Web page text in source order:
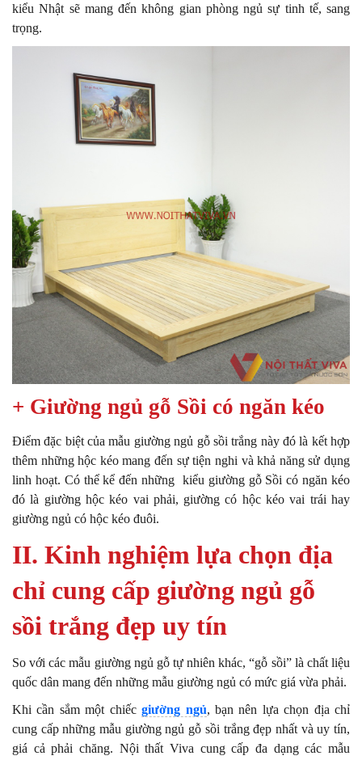
kiểu Nhật sẽ mang đến không gian phòng ngủ sự tinh tế, sang
trọng.
+ Giường ngủ gỗ Sồi có ngăn kéo
Điểm đặc biệt của mẫu giường ngủ gỗ sồi trắng này đó là kết hợp
thêm những hộc kéo mang đến sự tiện nghi và khả năng sử dụng
linh hoạt. Có thể kể đến những kiểu giường gỗ Sồi có ngăn kéo
đó là giường hộc kéo vai phải, giường có hộc kéo vai trái hay
giường ngủ có hộc kéo đuôi.
II. Kinh nghiệm lựa chọn địa
chỉ cung cấp giường ngủ gỗ
sồi trắng đẹp uy tín
So với các mẫu giường ngủ gỗ tự nhiên khác, “gỗ sồi” là chất liệu
quốc dân mang đến những mẫu giường ngủ có mức giá vừa phải.
Khi cần sắm một chiếcgiường ngủ, bạn nên lựa chọn địa chỉ
cung cấp những mẫu giường ngủ gỗ sồi trắng đẹp nhất và uy tín,
giá cả phải chăng. Nội thất Viva cung cấp đa dạng các mẫu